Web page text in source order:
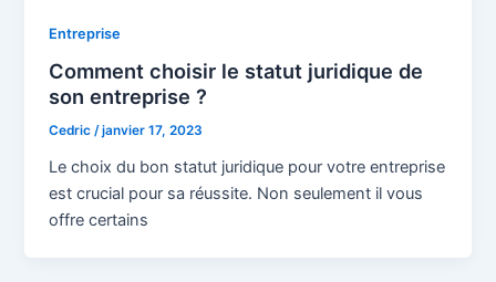
Entreprise
Comment choisir le statut juridique de
son entreprise ?
Cedric/janvier 17, 2023
Le choix du bon statut juridique pour votre entreprise
est crucial pour sa réussite. Non seulement il vous
offre certains